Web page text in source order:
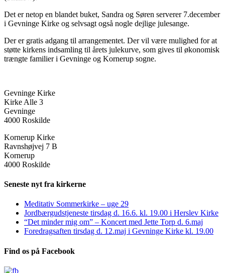
Det er netop en blandet buket, Sandra og Søren serverer 7.december
i Gevninge Kirke og selvsagt også nogle dejlige julesange.
Der er gratis adgang til arrangementet. Der vil være mulighed for at
støtte kirkens indsamling til årets julekurve, som gives til økonomisk
trængte familier i Gevninge og Kornerup sogne.
Gevninge Kirke
Kirke Alle 3
Gevninge
4000 Roskilde
Kornerup Kirke
Ravnshøjvej 7 B
Kornerup
4000 Roskilde
Seneste nyt fra kirkerne
Meditativ Sommerkirke – uge 29
Jordbærgudstjeneste tirsdag d. 16.6. kl. 19.00 i Herslev Kirke
“Det minder mig om” – Koncert med Jette Torp d. 6.maj
Foredragsaften tirsdag d. 12.maj i Gevninge Kirke kl. 19.00
Find os på Facebook